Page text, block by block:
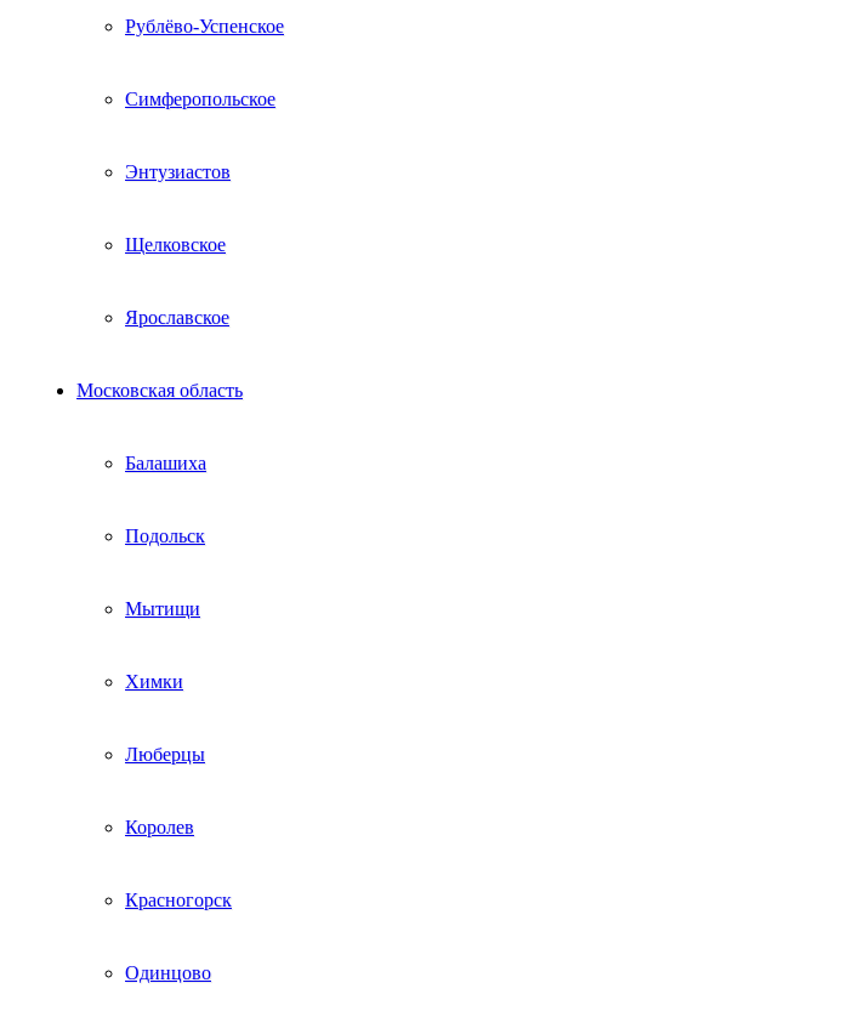
Рублёво-Успенское
Симферопольское
Энтузиастов
Щелковское
Ярославское
Московская область
Балашиха
Подольск
Мытищи
Химки
Люберцы
Королев
Красногорск
Одинцово